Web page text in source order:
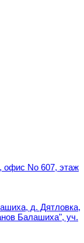
офис No 607, этаж
д. Дятловка,
Балашиха", уч.